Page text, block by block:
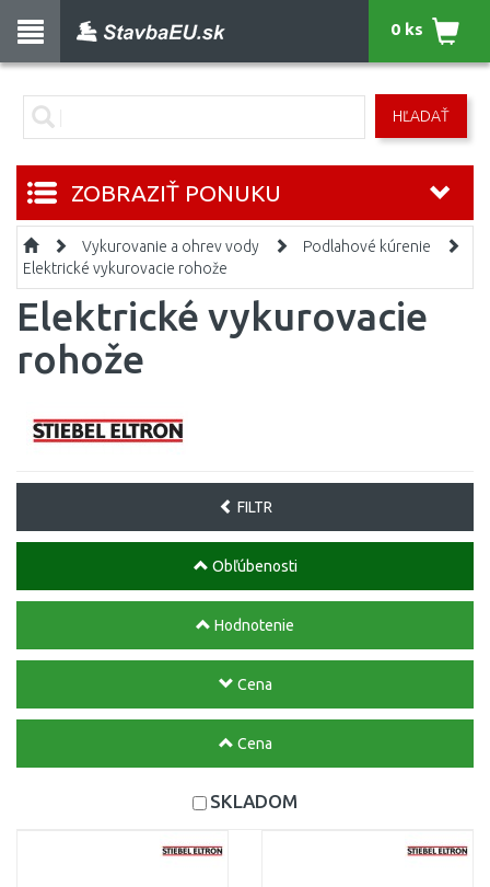
HĽADAŤ
0 ks
ZOBRAZIŤ PONUKU
Vykurovanie a ohrev vody
Podlahové kúrenie
Elektrické vykurovacie rohože
Elektrické vykurovacie
rohože
FILTR
Obľúbenosti
Hodnotenie
Cena
Cena
SKLADOM